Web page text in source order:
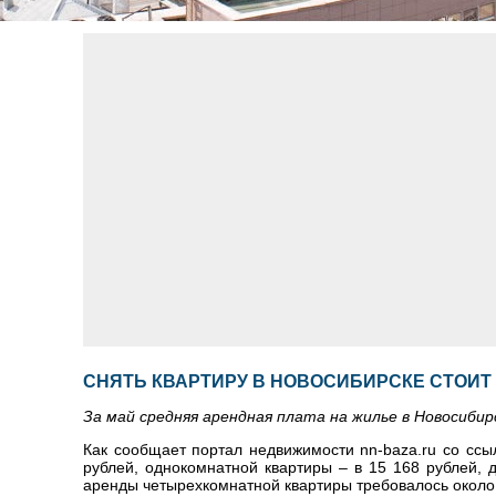
СНЯТЬ КВАРТИРУ В НОВОСИБИРСКЕ
За май средняя арендная плата на жилье в
Как сообщает портал недвижимости nn-baza.ru со
рублей, однокомнатной квартиры – в 15 168
аренды четырехкомнатной квартиры требовалось